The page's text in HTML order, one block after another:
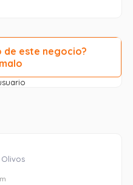
de este negocio?